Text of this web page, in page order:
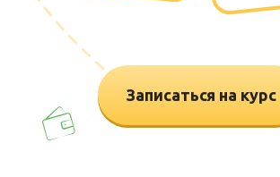
Записаться на курс